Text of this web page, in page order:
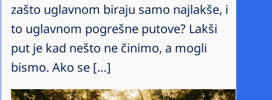
zašto uglavnom biraju samo najlakše, i
to uglavnom pogrešne putove? Lakši
put je kad nešto ne činimo, a mogli
bismo. Ako se […]